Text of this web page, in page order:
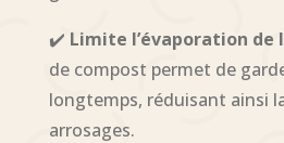
✔️ Limite l’évaporation de
de compost permet de
longtemps, réduisant ainsi
arrosages.